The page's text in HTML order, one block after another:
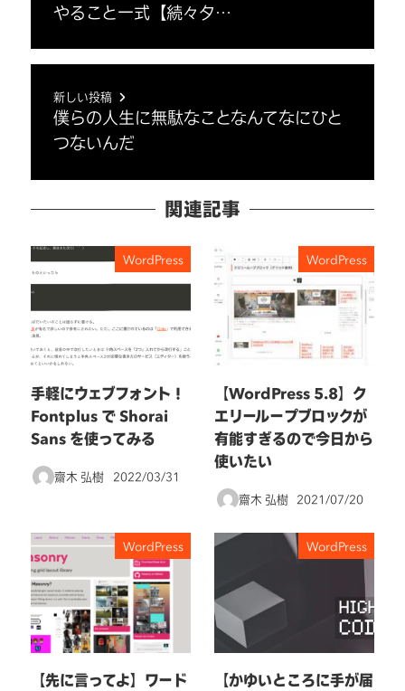
やること一式【続々タ…
新しい投稿
僕らの人生に無駄なことなんてなにひと
つないんだ
関連記事
WordPress
手軽にウェブフォント！
Fontplus で Shorai
Sans を使ってみる
齋木 弘樹 投稿日
2022/03/31
WordPress
【WordPress 5.8】ク
エリーループブロックが
有能すぎるので今日から
使いたい
齋木 弘樹 投稿日
2021/07/20
WordPress
【先に言ってよ】ワード
WordPress
【かゆいところに手が届